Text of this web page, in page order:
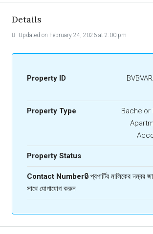
Details
Updated on February 24, 2026 at 2:00 pm
Property ID
Property Type
Bachelor
Property Status
Contact Number🔒 প্রপার্টির মালিকের নম্বর
সাথে যোগাযোগ করুন